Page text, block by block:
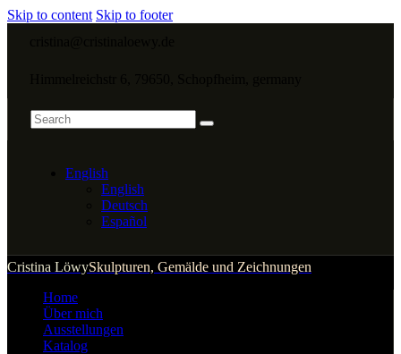
Skip to content Skip to footer
English
English
Deutsch
Español
Cristina LöwySkulpturen, Gemälde und Zeichnungen
Home
Über mich
Ausstellungen
Katalog